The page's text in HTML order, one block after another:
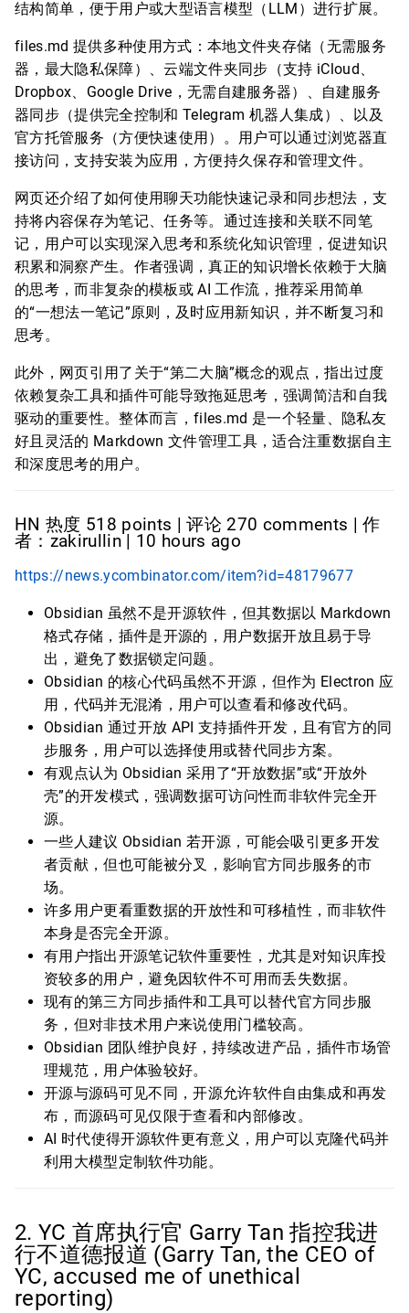
结构简单，便于用户或大型语言模型（LLM）进行扩展。
files.md 提供多种使用方式：本地文件夹存储（无需服务
器，最大隐私保障）、云端文件夹同步（支持 iCloud、
Dropbox、Google Drive，无需自建服务器）、自建服务
器同步（提供完全控制和 Telegram 机器人集成）、以及
官方托管服务（方便快速使用）。用户可以通过浏览器直
接访问，支持安装为应用，方便持久保存和管理文件。
网页还介绍了如何使用聊天功能快速记录和同步想法，支
持将内容保存为笔记、任务等。通过连接和关联不同笔
记，用户可以实现深入思考和系统化知识管理，促进知识
积累和洞察产生。作者强调，真正的知识增长依赖于大脑
的思考，而非复杂的模板或 AI 工作流，推荐采用简单
的“一想法一笔记”原则，及时应用新知识，并不断复习和
思考。
此外，网页引用了关于“第二大脑”概念的观点，指出过度
依赖复杂工具和插件可能导致拖延思考，强调简洁和自我
驱动的重要性。整体而言，files.md 是一个轻量、隐私友
好且灵活的 Markdown 文件管理工具，适合注重数据自主
和深度思考的用户。
HN 热度 518 points | 评论 270 comments | 作
者：zakirullin | 10 hours ago
https://news.ycombinator.com/item?id=48179677
Obsidian 虽然不是开源软件，但其数据以 Markdown
格式存储，插件是开源的，用户数据开放且易于导
出，避免了数据锁定问题。
Obsidian 的核心代码虽然不开源，但作为 Electron 应
用，代码并无混淆，用户可以查看和修改代码。
Obsidian 通过开放 API 支持插件开发，且有官方的同
步服务，用户可以选择使用或替代同步方案。
有观点认为 Obsidian 采用了“开放数据”或“开放外
壳”的开发模式，强调数据可访问性而非软件完全开
源。
一些人建议 Obsidian 若开源，可能会吸引更多开发
者贡献，但也可能被分叉，影响官方同步服务的市
场。
许多用户更看重数据的开放性和可移植性，而非软件
本身是否完全开源。
有用户指出开源笔记软件重要性，尤其是对知识库投
资较多的用户，避免因软件不可用而丢失数据。
现有的第三方同步插件和工具可以替代官方同步服
务，但对非技术用户来说使用门槛较高。
Obsidian 团队维护良好，持续改进产品，插件市场管
理规范，用户体验较好。
开源与源码可见不同，开源允许软件自由集成和再发
布，而源码可见仅限于查看和内部修改。
AI 时代使得开源软件更有意义，用户可以克隆代码并
利用大模型定制软件功能。
2. YC 首席执行官 Garry Tan 指控我进
行不道德报道 (Garry Tan, the CEO of
YC, accused me of unethical
reporting)